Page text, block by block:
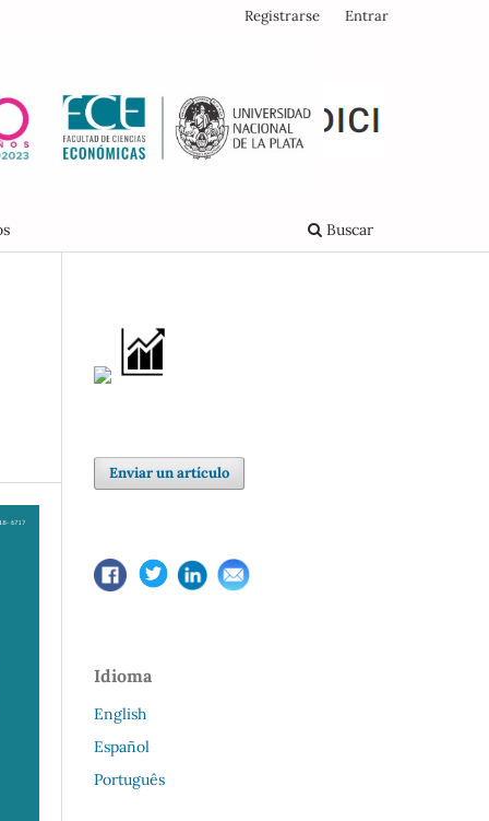
Buscar
Registrarse Entrar
Enviar un artículo
Idioma
English
Español
Português